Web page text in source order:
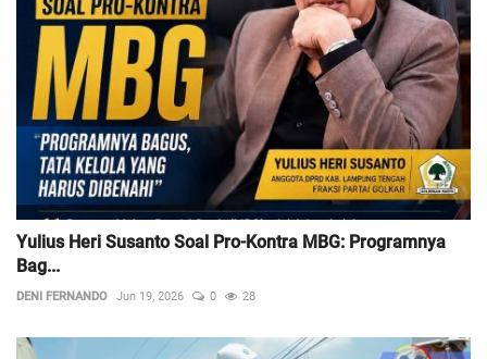
Yulius Heri Susanto Soal Pro-Kontra MBG: Programnya
Bag...
DENI FERNANDO Jun 19, 2026 0 28